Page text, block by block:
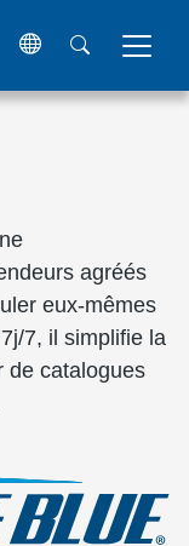
agréés
eux-mêmes
7, il simplifie la
de catalogues